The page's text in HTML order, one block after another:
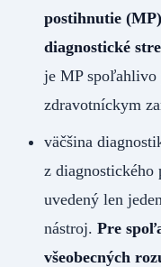
postihnutie
diagnostické
je MP spoľahlivo
zdravotníckym
väčšina
z diagnostického
uvedený len
nástroj.Pre
všeobecných